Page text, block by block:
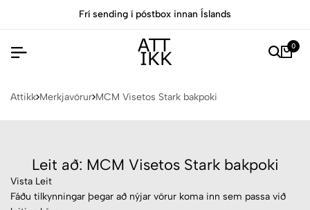
Frí sending í póstbox innan Íslands
0
Attikk Merkjavörur MCM Visetos Stark bakpoki
Leit að: MCM Visetos Stark bakpoki
Vista Leit
Fáðu tilkynningar þegar að nýjar vörur koma inn sem passa við